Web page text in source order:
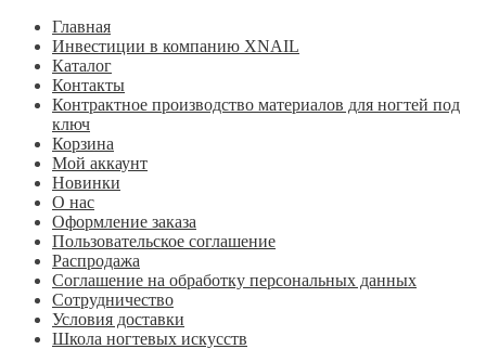
Главная
Инвестиции в компанию XNAIL
Каталог
Контакты
Контрактное производство материалов для ногтей под
ключ
Корзина
Мой аккаунт
Новинки
О нас
Оформление заказа
Пользовательское соглашение
Распродажа
Соглашение на обработку персональных данных
Сотрудничество
Условия доставки
Школа ногтевых искусств